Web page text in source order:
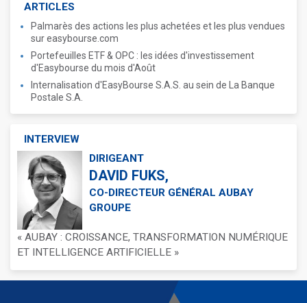
ARTICLES
Palmarès des actions les plus achetées et les plus vendues
sur easybourse.com
Portefeuilles ETF & OPC : les idées d'investissement
d'Easybourse du mois d'Août
Internalisation d'EasyBourse S.A.S. au sein de La Banque
Postale S.A.
INTERVIEW
DIRIGEANT
DAVID FUKS,
CO-DIRECTEUR GÉNÉRAL AUBAY
GROUPE
« AUBAY : CROISSANCE, TRANSFORMATION NUMÉRIQUE
ET INTELLIGENCE ARTIFICIELLE »